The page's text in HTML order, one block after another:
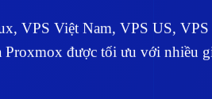
VPS Việt Nam, VPS US,
Proxmox được tối ưu với nhiều